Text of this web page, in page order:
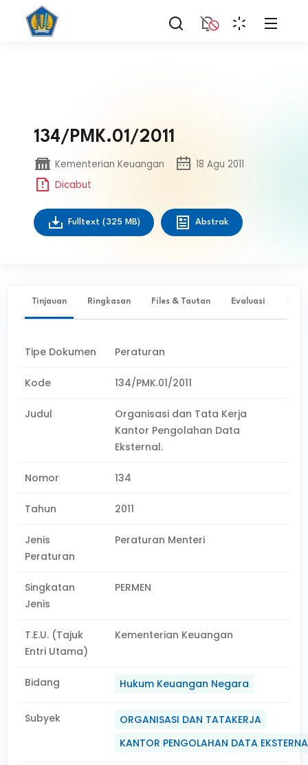
134/PMK.01/2011
Kementerian Keuangan
18 Agu 2011
Dicabut
Fulltext (325 MB) Abstrak
Tinjauan Ringkasan Files & Tautan Evaluasi ✨
Tipe Dokumen Peraturan
Kode 134/PMK.01/2011
Judul
Organisasi dan Tata Kerja
Kantor Pengolahan Data
Eksternal.
Nomor 134
Tahun 2011
Jenis
Peraturan
Peraturan Menteri
Singkatan
Jenis
PERMEN
T.E.U. (Tajuk
Entri Utama)
Kementerian Keuangan
Bidang Hukum Keuangan Negara
Subyek
ORGANISASI DAN TATAKERJA
KANTOR PENGOLAHAN DATA